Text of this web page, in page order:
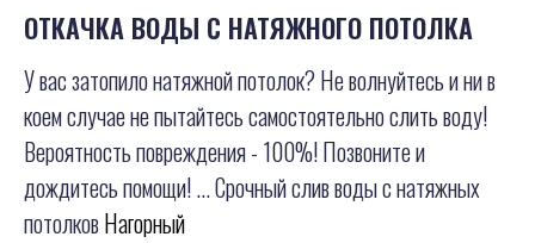
ОТКАЧКА ВОДЫ С НАТЯЖНОГО ПОТОЛКА
У вас затопило натяжной потолок? Не волнуйтесь и ни в
коем случае не пытайтесь самостоятельно слить воду!
Вероятность повреждения - 100%! Позвоните и
дождитесь помощи! ... Срочный слив воды с натяжных
потолковНагорный